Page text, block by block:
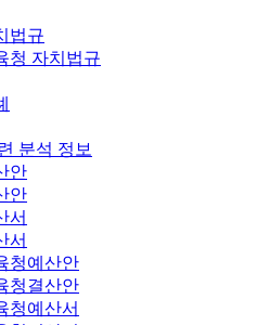
법규
청 자치법규
분석 정보
안
안
서
서
청예산안
청결산안
청예산서